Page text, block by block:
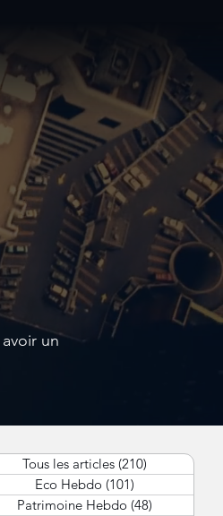
un
Tous les articles (210) 210 posts
Eco Hebdo (101)
Patrimoine Hebdo (48)